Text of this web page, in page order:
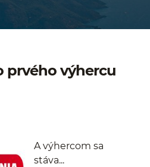
prvého výhercu
A výhercom sa
stáva...